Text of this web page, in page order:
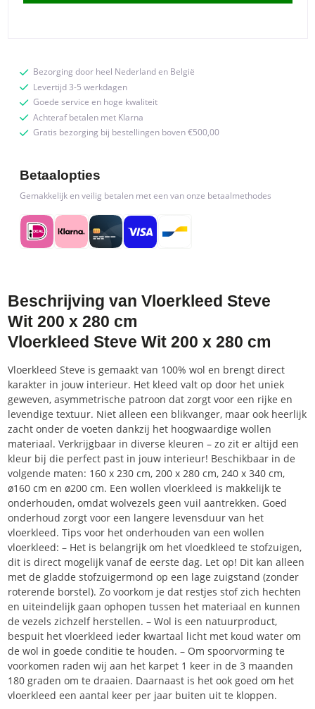
Bezorging door heel Nederland en België
Levertijd 3-5 werkdagen
Goede service en hoge kwaliteit
Achteraf betalen met Klarna
Gratis bezorging bij bestellingen boven €500,00
Betaalopties
Gemakkelijk en veilig betalen met een van onze betaalmethodes
Beschrijving van Vloerkleed Steve
Wit 200 x 280 cm
Vloerkleed Steve Wit 200 x 280 cm
Vloerkleed Steve is gemaakt van 100% wol en brengt direct
karakter in jouw interieur. Het kleed valt op door het uniek
geweven, asymmetrische patroon dat zorgt voor een rijke en
levendige textuur. Niet alleen een blikvanger, maar ook heerlijk
zacht onder de voeten dankzij het hoogwaardige wollen
materiaal. Verkrijgbaar in diverse kleuren – zo zit er altijd een
kleur bij die perfect past in jouw interieur! Beschikbaar in de
volgende maten: 160 x 230 cm, 200 x 280 cm, 240 x 340 cm,
ø160 cm en ø200 cm. Een wollen vloerkleed is makkelijk te
onderhouden, omdat wolvezels geen vuil aantrekken. Goed
onderhoud zorgt voor een langere levensduur van het
vloerkleed. Tips voor het onderhouden van een wollen
vloerkleed: – Het is belangrijk om het vloedkleed te stofzuigen,
dit is direct mogelijk vanaf de eerste dag. Let op! Dit kan alleen
met de gladde stofzuigermond op een lage zuigstand (zonder
roterende borstel). Zo voorkom je dat restjes stof zich hechten
en uiteindelijk gaan ophopen tussen het materiaal en kunnen
de vezels zichzelf herstellen. – Wol is een natuurproduct,
bespuit het vloerkleed ieder kwartaal licht met koud water om
de wol in goede conditie te houden. – Om spoorvorming te
voorkomen raden wij aan het karpet 1 keer in de 3 maanden
180 graden om te draaien. Daarnaast is het ook goed om het
vloerkleed een aantal keer per jaar buiten uit te kloppen.